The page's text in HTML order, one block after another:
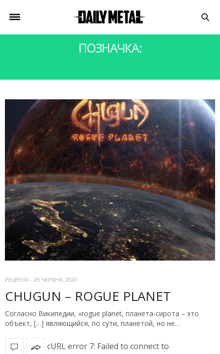
ПОЗНАЧКА:
РЕЦЕНЗІЇ - 29 ЧЕРВНЯ, 2020
CHUGUN – ROGUE PLANET
Согласно Википедии, «rogue planet, планета-сирота – это
объект, […] являющийся, по сути, планетой, но не…
cURL error 7: Failed to connect to